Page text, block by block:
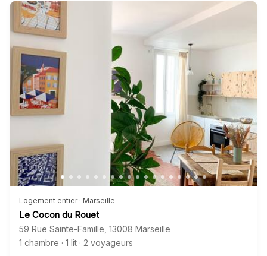
Logement entier · Marseille
Le Cocon du Rouet
59 Rue Sainte-Famille 13008 Marseille
1 chambre · 1 lit · 2 voyageurs